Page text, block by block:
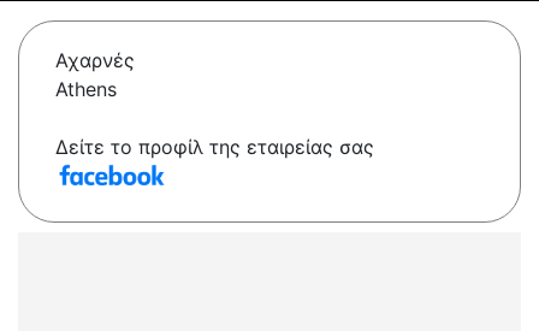
Αχαρνές
Athens
Δείτε το προφίλ της εταιρείας σας